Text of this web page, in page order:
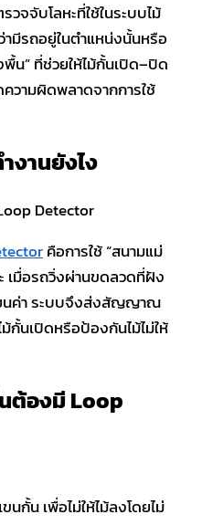
จจับโลหะที่ใช้ในระบบไม้
มีรถอยู่ในตำแหน่งนั้นหรือ
พื้น” ที่ช่วยให้ไม้กั้นเปิด–ปิด
วามผิดพลาดจากการใช้
งานยังไง
คือการใช้ “สนามแม่
เมื่อรถวิ่งผ่านขดลวดที่ฝัง
ยนค่า ระบบจึงส่งสัญญาณ
กั้นเปิดหรือป้องกันไม้ไม่ให้
ต้องมี Loop
กั้น เพื่อไม่ให้ไม้ลงโดยไม่